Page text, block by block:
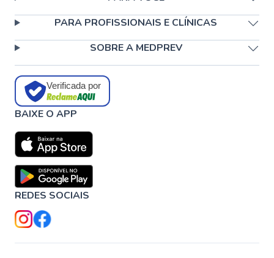
PARA PROFISSIONAIS E CLÍNICAS
SOBRE A MEDPREV
Verificada por
BAIXE O APP
REDES SOCIAIS